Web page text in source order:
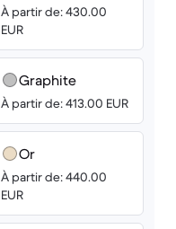
À partir de: 430.00
EUR
Graphite
À partir de: 413.00 EUR
Or
À partir de: 440.00
EUR